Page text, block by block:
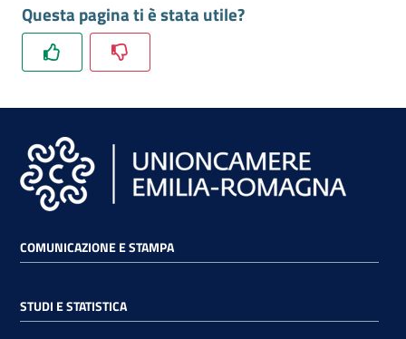
Internazionalizzazione
Imprese
Chi
siamo
RSS
Questa pagina ti è stata utile?
COMUNICAZIONE E STAMPA
STUDI E STATISTICA